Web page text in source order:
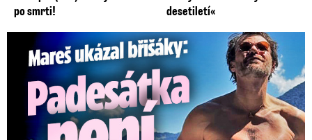
po smrti!
desetiletí«
Mareš v dokonalé formě ukázal břišáky: Padesátka není znát